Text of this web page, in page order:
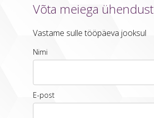
Võta meiega ühendust
Vastame sulle tööpäeva jooksul
Nimi
E-post